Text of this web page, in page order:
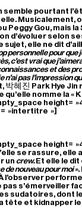
semble pourtant
Musicalement,
Peggy Gou, mais
d’évoluer selon
sujet, elle ne dit
personnelle pour que
c’est vrai que
et des
n’ai pas l’impression
박혜진 Park Hye
nomme la «
height=
»intertitre »]
height=
se rassure, elle
un crew.Et elle le dit
de nouveau pour moi ».
l’observer
pas s’émerveiller
sudatoires, dont
tête et kidnapper